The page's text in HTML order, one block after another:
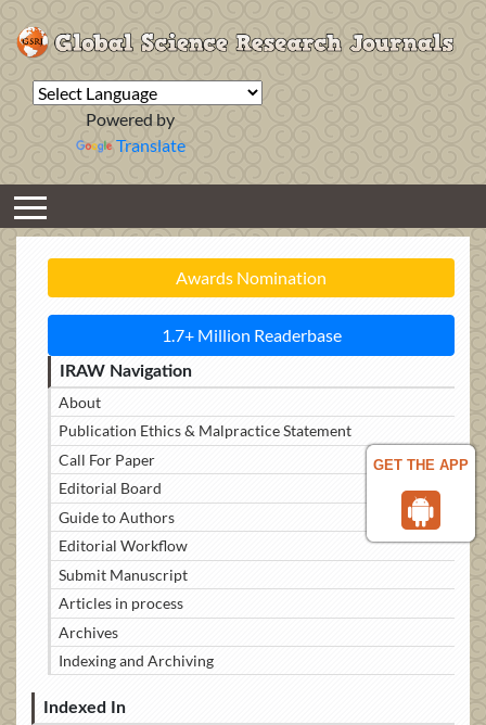
GET THE APP
Powered by
Translate
Awards Nomination
1.7+ Million Readerbase
IRAW Navigation
About
Publication Ethics & Malpractice Statement
Call For Paper
Editorial Board
Guide to Authors
Editorial Workflow
Submit Manuscript
Articles in process
Archives
Indexing and Archiving
Indexed In